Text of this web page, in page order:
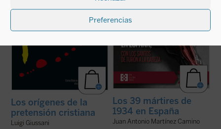
Preferencias
Los orígenes de la
pretensión cristiana
Luigi Giussani
Los 39 mártires de
1934 en España
Juan Antonio Martínez Camino